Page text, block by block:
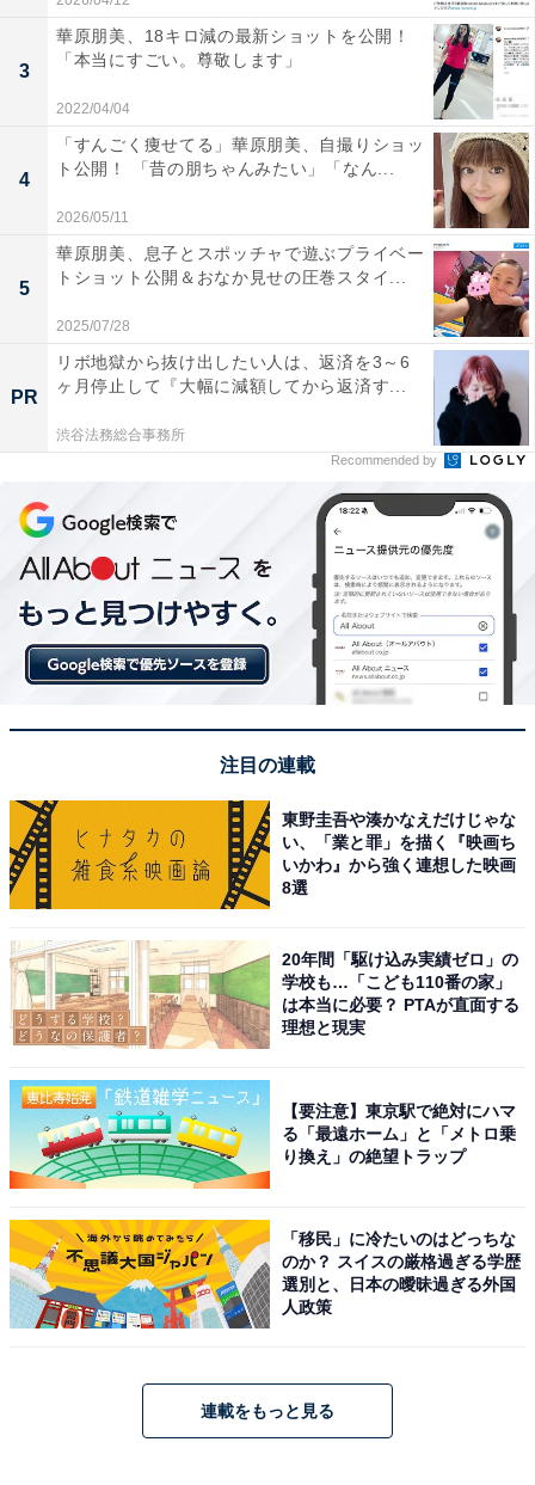
3
華原朋美、18キロ減の最新ショットを公開！
「本当にすごい。尊敬します」
2022/04/04
4
「すんごく痩せてる」華原朋美、自撮りショッ
ト公開！ 「昔の朋ちゃんみたい」「なん...
2026/05/11
5
華原朋美、息子とスポッチャで遊ぶプライベー
トショット公開＆おなか見せの圧巻スタイ...
2025/07/28
PR
リボ地獄から抜け出したい人は、返済を3～6
ヶ月停止して『大幅に減額してから返済す...
渋谷法務総合事務所
Recommended by
注目の連載
東野圭吾や湊かなえだけじゃな
い、「業と罪」を描く『映画ち
いかわ』から強く連想した映画
8選
20年間「駆け込み実績ゼロ」の
学校も…「こども110番の家」
は本当に必要？ PTAが直面する
理想と現実
【要注意】東京駅で絶対にハマ
る「最遠ホーム」と「メトロ乗
り換え」の絶望トラップ
「移民」に冷たいのはどっちな
のか？ スイスの厳格過ぎる学歴
選別と、日本の曖昧過ぎる外国
人政策
連載をもっと見る